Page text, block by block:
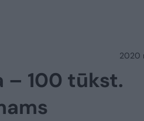
2020
– 100 tūkst.